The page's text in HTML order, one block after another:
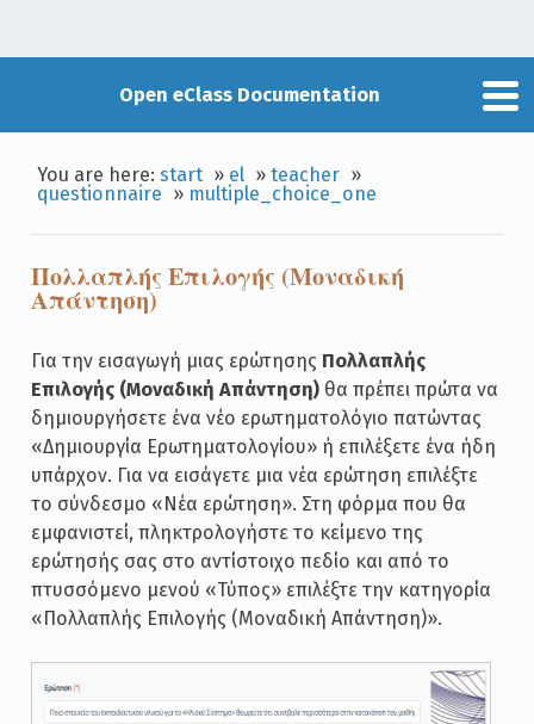
Open eClass Documentation
You are here:start » el »teacher »
questionnaire » multiple_choice_one
Πολλαπλής Επιλογής (Μοναδική
Απάντηση)
Για την εισαγωγή μιας ερώτησης Πολλαπλής
Επιλογής (Μοναδική Απάντηση)θα πρέπει πρώτα να
δημιουργήσετε ένα νέο ερωτηματολόγιο πατώντας
«Δημιουργία Ερωτηματολογίου» ή επιλέξετε ένα ήδη
υπάρχον. Για να εισάγετε μια νέα ερώτηση επιλέξτε
το σύνδεσμο «Νέα ερώτηση». Στη φόρμα που θα
εμφανιστεί, πληκτρολογήστε το κείμενο της
ερώτησής σας στο αντίστοιχο πεδίο και από το
πτυσσόμενο μενού «Τύπος» επιλέξτε την κατηγορία
«Πολλαπλής Επιλογής (Μοναδική Απάντηση)».